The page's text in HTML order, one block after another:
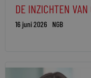
DE INZICHTEN
16 juni 2026 NGB